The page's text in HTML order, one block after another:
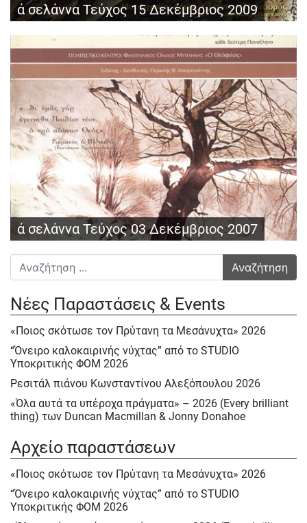
ά σελάννα Τεύχος 15 Δεκέμβριος 2009
ά σελάννα Τεύχος 03 Δεκέμβριος 2007
Αναζήτηση για:
Νέες Παραστάσεις & Events
«Ποιος σκότωσε τον Πρύτανη τα Μεσάνυχτα» 2026
“Όνειρο καλοκαιρινής νύχτας” από το STUDIO
Υποκριτικής ΦΟΜ 2026
Ρεσιτάλ πιάνου Κωνσταντίνου Αλεξόπουλου 2026
«Όλα αυτά τα υπέροχα πράγματα» – 2026 (Every brilliant
thing) των Duncan Macmillan & Jonny Donahoe
Σάββατο 23/5, Κυρ.24/5 & Δευτ.25/5/2026
Ε΄ Πολιτιστική ΄Ανοιξη στον ΦΟΜ 2026
Ε΄ Πολιτιστική Άνοιξη 2026
Ηρακλής Πασχαλίδης, Σάββατο 9 Μαίου 2026
Αρχείο παραστάσεων
«Ποιος σκότωσε τον Πρύτανη τα Μεσάνυχτα» 2026
“Όνειρο καλοκαιρινής νύχτας” από το STUDIO
Υποκριτικής ΦΟΜ 2026